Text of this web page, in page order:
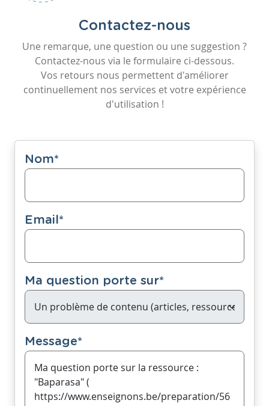
Contactez-nous
Une remarque, une question ou une suggestion ?
Contactez-nous via le formulaire ci-dessous.
Vos retours nous permettent d'améliorer
continuellement nos services et votre expérience
d'utilisation !
Nom*
Email*
Ma question porte sur*
Message*